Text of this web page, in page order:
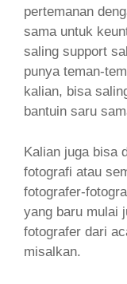
pertemanan
sama untuk
saling support
punya teman-
kalian, bisa
bantuin saru
Kalian juga bisa
fotografi atau
fotografer-
yang baru mulai
fotografer dari
misalkan.